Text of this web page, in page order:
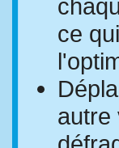
ce
autre